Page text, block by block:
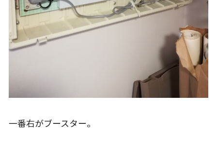
一番右がブースター。